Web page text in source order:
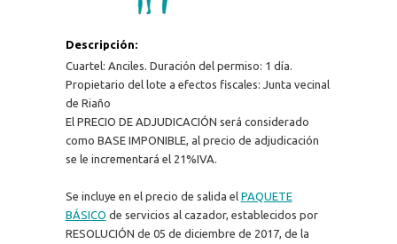
Descripción:
Cuartel: Anciles. Duración del permiso: 1 día.
Propietario del lote a efectos fiscales: Junta vecinal
de Riaño
El PRECIO DE ADJUDICACIÓN será considerado
como BASE IMPONIBLE, al precio de adjudicación
se le incrementará el 21%IVA.
Se incluye en el precio de salida el PAQUETE
BÁSICO de servicios al cazador, establecidos por
RESOLUCIÓN de 05 de diciembre de 2017, de la